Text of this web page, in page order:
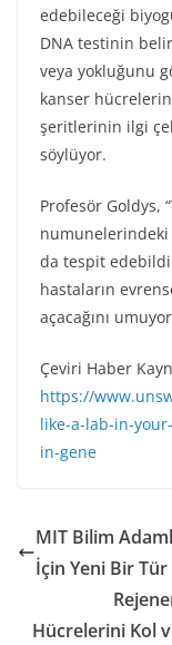
edebileceği
DNA testinin
veya yokluğunu
kanser
şeritlerinin ilgi
söylüyor.
Profesör Goldys,
numunelerindeki
da tespit
hastaların
açacağını
Çeviri Haber
https://
like-a-lab-in-
in-gene
MIT Bilim
İçin Yeni Bir
Hücrelerini Kol